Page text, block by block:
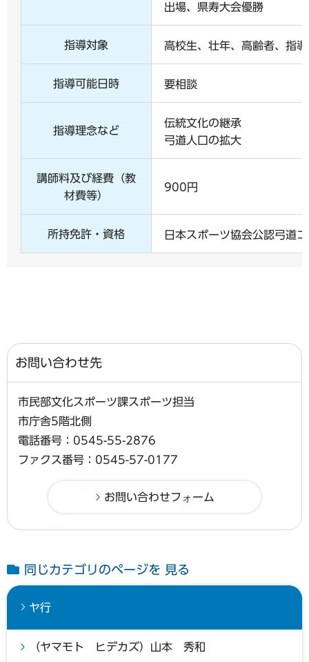
出場、県寿大会優勝
指導対象 高校生、壮年、高齢者、指
指導可能日時 要相談
指導理念など
伝統文化の継承
弓道人口の拡大
講師料及び経費（教
材費等）
900円
所持免許・資格 日本スポーツ協会公認弓道
お問い合わせ先
市民部文化スポーツ課スポーツ担当
市庁舎5階北側
電話番号：0545-55-2876
ファクス番号：0545-57-0177
同じカテゴリのページを 見る
ヤ行
（ヤマモト ヒデカズ）山本 秀和